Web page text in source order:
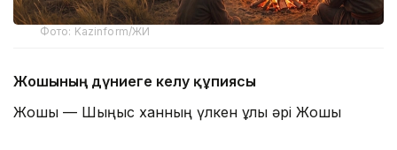
Фото: Kazinform/ЖИ
Жошының дүниеге келу құпиясы
Жошы — Шыңғыс ханның үлкен ұлы әрі Жошы